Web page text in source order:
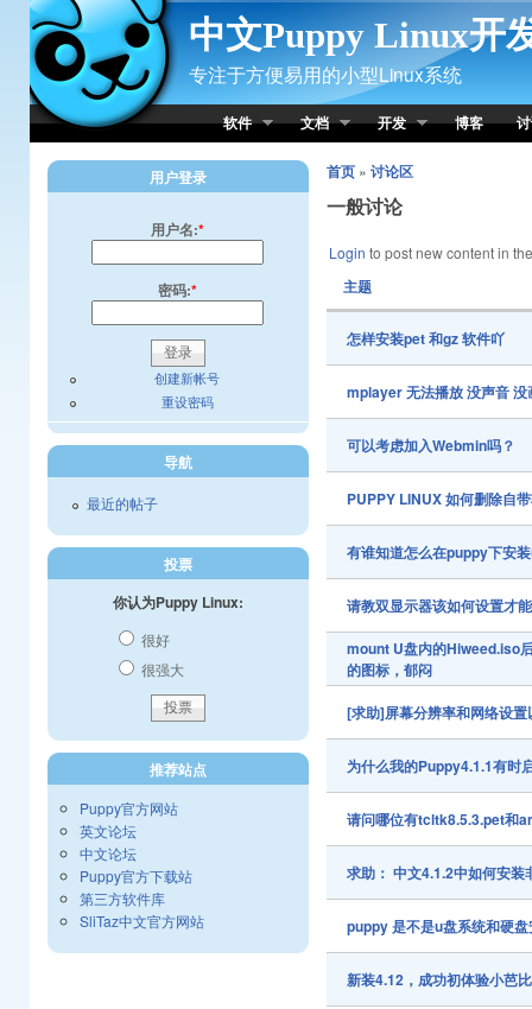
Skip to Content
中文Puppy Linux开
专注于方便易用的小型Linux系统
软件 文档 开发 博客
首页» 讨论区
一般讨论
Login to post new content in
主题
怎样安装pet 和gz 软件吖
mplayer 无法播放 没声音 没
可以考虑加入Webmin吗？
PUPPY LINUX 如何删除自
有谁知道怎么在puppy下安
请教双显示器该如何设置才
mount U盘内的Hiweed.iso
的图标，郁闷
[求助]屏幕分辨率和网络设
为什么我的Puppy4.1.1有时
请问哪位有tcltk8.5.3.pet和
求助： 中文4.1.2中如何安
puppy 是不是u盘系统和硬
新装4.12，成功初体验小芭比
用户登录
用户名:*
密码:*
创建新帐号
重设密码
导航
最近的帖子
投票
你认为Puppy Linux:
很好
很强大
推荐站点
Puppy官方网站
英文论坛
中文论坛
Puppy官方下载站
第三方软件库
SliTaz中文官方网站